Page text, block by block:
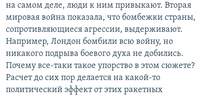
на самом деле, люди к ним привыкают. Вторая
мировая война показала, что бомбежки страны,
сопротивляющиеся агрессии, выдерживают.
Например, Лондон бомбили всю войну, но
никакого подрыва боевого духа не добились.
Почему все-таки такое упорство в этом сюжете?
Расчет до сих пор делается на какой-то
политический эффект от этих ракетных